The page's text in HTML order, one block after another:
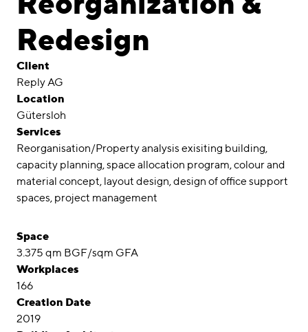
Awards
Career
Locations
linkedininstagram
Deutsch
English
Imprint
Data Privacy
Redesign
Client
Reply AG
Location
Gütersloh
Services
Reorganisation/Property analysis exisiting building,
capacity planning, space allocation program, colour and
material concept, layout design, design of office support
spaces, project management
Space
3.375 qm BGF/sqm GFA
Workplaces
166
Creation Date
2019